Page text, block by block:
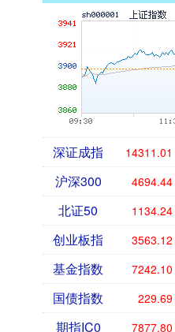
深证成指 14311.01
沪深300 4694.44
北证50 1134.24
创业板指 3563.12
基金指数 7242.10
国债指数 229.69
期指IC0 7877.80